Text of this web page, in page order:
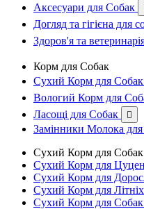
Аксесуари для Собак
Догляд та гігієна для
Здоров'я та
Корм для Собак
Сухий Корм для Собак
Вологий Корм для
Ласощі для Собак 
Замінники Молока
Сухий Корм для Собак
Сухий Корм для
Сухий Корм для
Сухий Корм для
Сухий Корм для